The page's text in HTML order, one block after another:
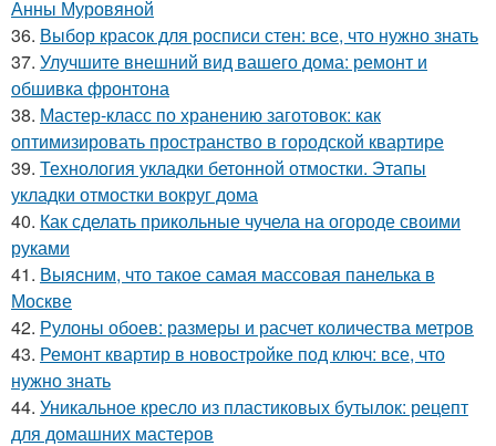
Анны Муровяной
36. Выбор красок для росписи стен: все, что нужно знать
37. Улучшите внешний вид вашего дома: ремонт и
обшивка фронтона
38. Мастер-класс по хранению заготовок: как
оптимизировать пространство в городской квартире
39. Технология укладки бетонной отмостки. Этапы
укладки отмостки вокруг дома
40. Как сделать прикольные чучела на огороде своими
руками
41. Выясним, что такое самая массовая панелька в
Москве
42. Рулоны обоев: размеры и расчет количества метров
43. Ремонт квартир в новостройке под ключ: все, что
нужно знать
44. Уникальное кресло из пластиковых бутылок: рецепт
для домашних мастеров